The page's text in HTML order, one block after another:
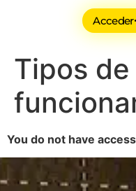
Acceder
Tipos
You do not have